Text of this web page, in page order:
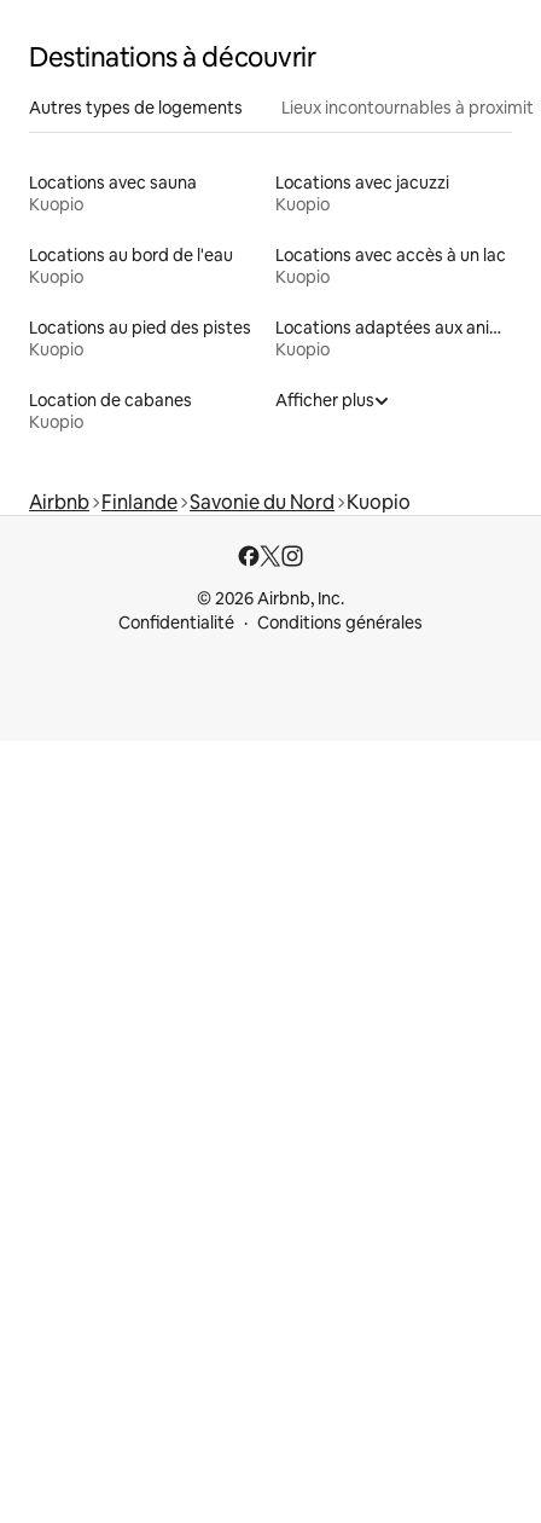
Destinations à découvrir
Autres types de logements Lieux incontournables à
Locations avec sauna
Kuopio
Locations avec jacuzzi
Kuopio
Locations au bord de l'eau
Kuopio
Locations avec accès à un lac
Kuopio
Locations au pied des pistes
Kuopio
Locations adaptées aux animaux
Kuopio
Location de cabanes
Kuopio
Afficher plus
Airbnb Finlande Savonie du Nord Kuopio
© 2026 Airbnb, Inc.
Confidentialité
Conditions générales